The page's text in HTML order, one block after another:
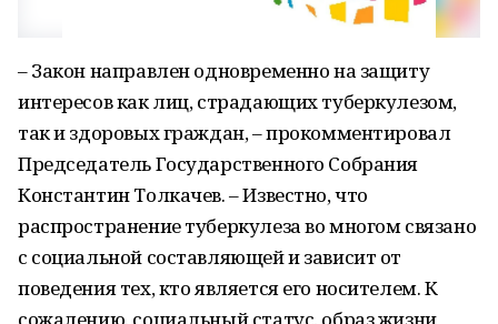
– Закон направлен одновременно на защиту
интересов как лиц, страдающих туберкулезом,
так и здоровых граждан, – прокомментировал
Председатель Государственного Собрания
Константин Толкачев. – Известно, что
распространение туберкулеза во многом связано
с социальной составляющей и зависит от
поведения тех, кто является его носителем. К